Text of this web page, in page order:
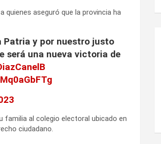
quienes aseguró que la provincia ha
Patria y por nuestro justo
será una nueva victoria de
familia al colegio electoral ubicado en
ciudadano.